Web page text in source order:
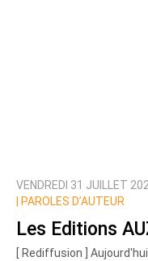
VENDREDI 31 JUILLET
PAROLES D’AUTEUR
Les Editions
[ Rediffusion ]